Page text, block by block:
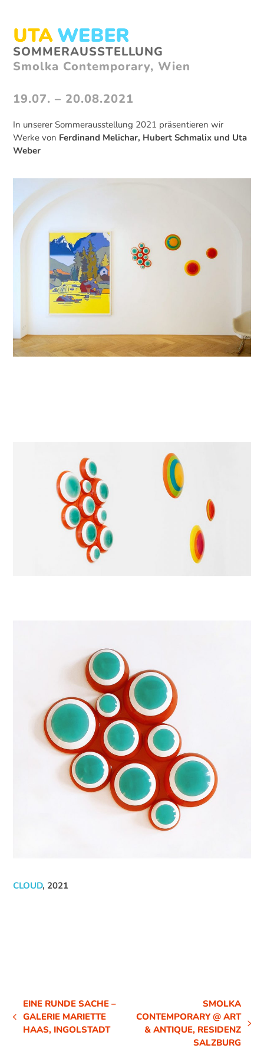
contentOpen
mobile
menu
Close
mobile
menu
SOMMERAUSSTELLUNG
Smolka Contemporary, Wien
19.07. – 20.08.2021
In unserer Sommerausstellung 2021 präsentieren wir
Werke von Ferdinand Melichar, Hubert Schmalix und Uta
Weber
CLOUD, 2021
VORHERIGER
BEITRAG:
EINE RUNDE SACHE –
GALERIE MARIETTE
HAAS, INGOLSTADT
NÄCHSTER
SMOLKA
CONTEMPORARY @ ART
& ANTIQUE, RESIDENZ
SALZBURG